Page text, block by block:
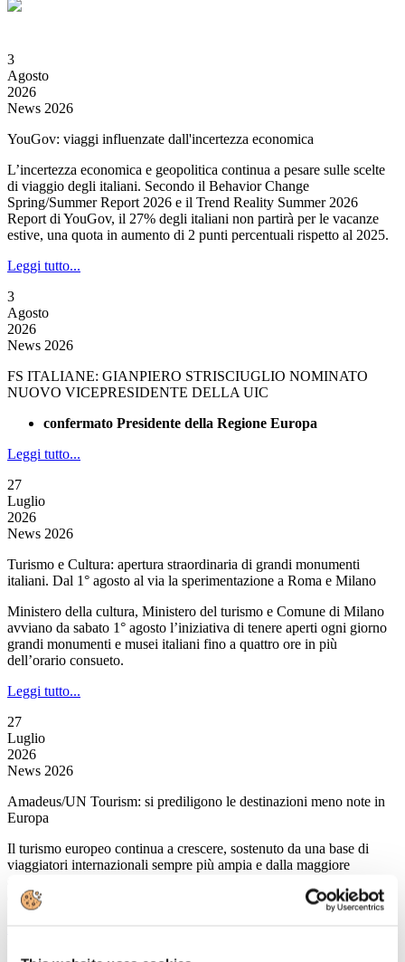
3
Agosto
2026
News 2026
YouGov: viaggi influenzate dall'incertezza economica
L’incertezza economica e geopolitica continua a pesare sulle scelte
di viaggio degli italiani. Secondo il Behavior Change
Spring/Summer Report 2026 e il Trend Reality Summer 2026
Report di YouGov, il 27% degli italiani non partirà per le vacanze
estive, una quota in aumento di 2 punti percentuali rispetto al 2025.
Leggi tutto...
3
Agosto
2026
News 2026
FS ITALIANE: GIANPIERO STRISCIUGLIO NOMINATO
NUOVO VICEPRESIDENTE DELLA UIC
confermato Presidente della Regione Europa
Leggi tutto...
27
Luglio
2026
News 2026
Turismo e Cultura: apertura straordinaria di grandi monumenti
italiani. Dal 1° agosto al via la sperimentazione a Roma e Milano
Ministero della cultura, Ministero del turismo e Comune di Milano
avviano da sabato 1° agosto l’iniziativa di tenere aperti ogni giorno
grandi monumenti e musei italiani fino a quattro ore in più
dell’orario consueto.
Leggi tutto...
27
Luglio
2026
News 2026
Amadeus/UN Tourism: si prediligono le destinazioni meno note in
Europa
Il turismo europeo continua a crescere, sostenuto da una base di
viaggiatori internazionali sempre più ampia e dalla maggiore
dalle folle e immuni all’overtourism.
27